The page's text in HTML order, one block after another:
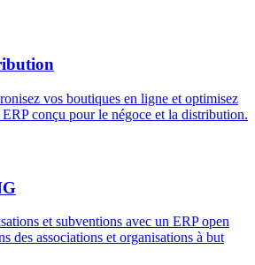
vos boutiques en ligne et optimisez
conçu pour le négoce et la distribution.
et subventions avec un ERP open
des associations et organisations à but